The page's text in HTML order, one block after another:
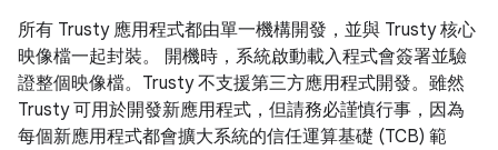
所有 Trusty 應用程式都由單一機構開發，並與 Trusty 核心
映像檔一起封裝。 開機時，系統啟動載入程式會簽署並驗
證整個映像檔。Trusty 不支援第三方應用程式開發。雖然
Trusty 可用於開發新應用程式，但請務必謹慎行事，因為
每個新應用程式都會擴大系統的信任運算基礎 (TCB) 範